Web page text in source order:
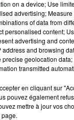
on a device; Use
advertising;
of data from
personalised content;
advertising and
address and browsing
precise geolocation
transmitted
en cliquant sur
pouvez également
mettre à jour vos